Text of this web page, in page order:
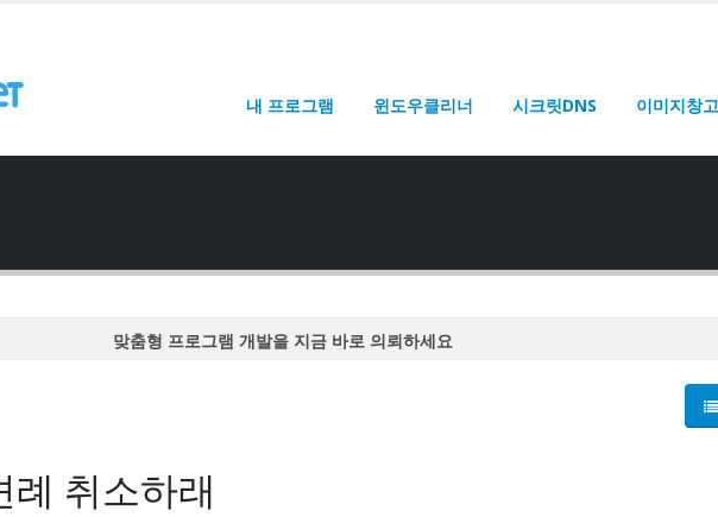
내 프로그램 윈도우클리너 시크릿DNS 이미지창고
맞춤형 프로그램 개발을 지금 바로 의뢰하세요
맞춤형 프로그램 개발을 지금 바로 의뢰하세요
례 취소하래